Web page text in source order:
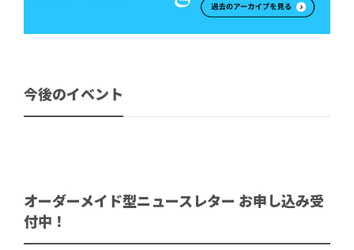
今後のイベント
オーダーメイド型ニュースレター お申し込み受
付中！